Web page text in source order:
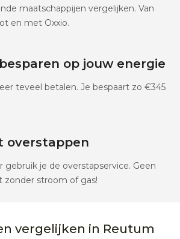
maatschappijen vergelijken. Van
en met Oxxio.
op jouw energie
teveel betalen. Je bespaart zo €345
overstappen
gebruik je de overstapservice. Geen
zonder stroom of gas!
vergelijken in Reutum